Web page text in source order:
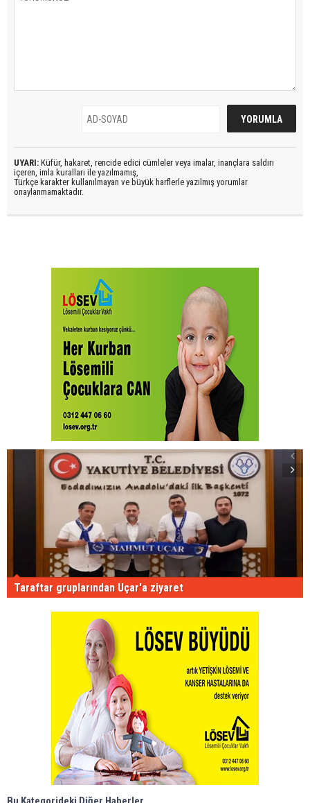
UYARI: Küfür, hakaret, rencide edici cümleler veya imalar, inançlara saldırı
içeren, imla kuralları ile yazılmamış,
Türkçe karakter kullanılmayan ve büyük harflerle yazılmış yorumlar
onaylanmamaktadır.
Taraftar gruplarından Uçar'a ziyaret